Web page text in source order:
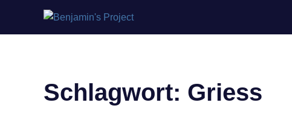
Schlagwort: Griess